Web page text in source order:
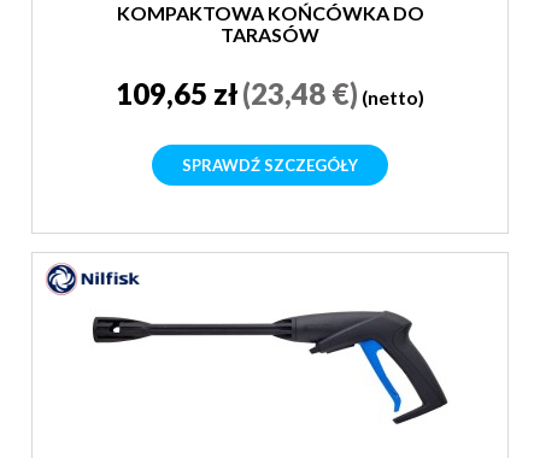
KOMPAKTOWA KOŃCÓWKA DO
TARASÓW
109,65 zł(23,48 €) (netto)
SPRAWDŹ SZCZEGÓŁY